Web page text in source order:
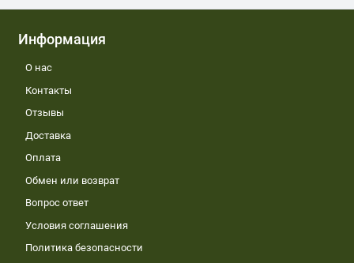
Информация
О нас
Контакты
Отзывы
Доставка
Оплата
Обмен или возврат
Вопрос ответ
Условия соглашения
Политика безопасности